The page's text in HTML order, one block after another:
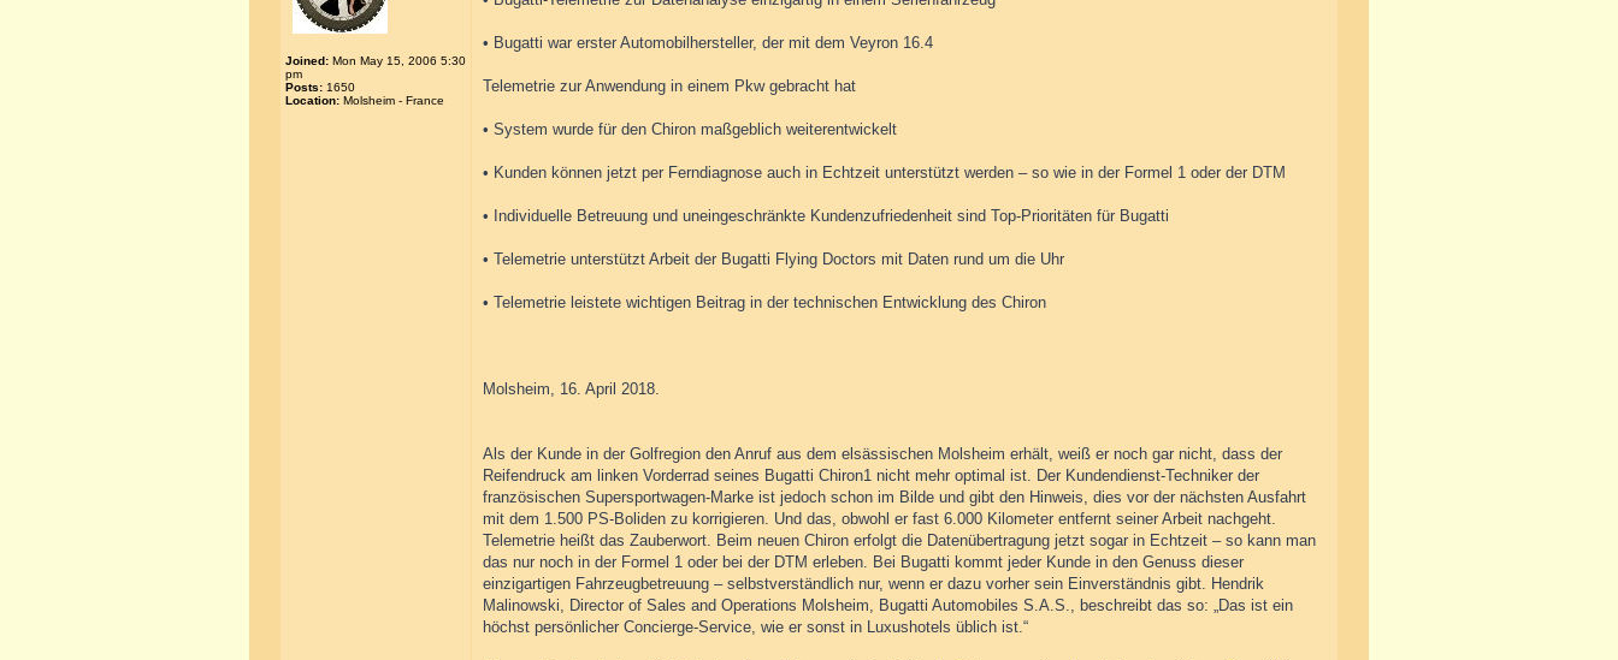
Joined: Mon May 15, 2006 5:30
pm
Posts: 1650
Location: Molsheim - France
• Bugatti war erster Automobilhersteller, der mit dem Veyron 16.4
Telemetrie zur Anwendung in einem Pkw gebracht hat
• System wurde für den Chiron maßgeblich weiterentwickelt
• Kunden können jetzt per Ferndiagnose auch in Echtzeit unterstützt werden – so wie in der Formel 1 oder der DTM
• Individuelle Betreuung und uneingeschränkte Kundenzufriedenheit sind Top-Prioritäten für Bugatti
• Telemetrie unterstützt Arbeit der Bugatti Flying Doctors mit Daten rund um die Uhr
• Telemetrie leistete wichtigen Beitrag in der technischen Entwicklung des Chiron
Molsheim, 16. April 2018.
Als der Kunde in der Golfregion den Anruf aus dem elsässischen Molsheim erhält, weiß er noch gar nicht, dass der
Reifendruck am linken Vorderrad seines Bugatti Chiron1 nicht mehr optimal ist. Der Kundendienst-Techniker der
französischen Supersportwagen-Marke ist jedoch schon im Bilde und gibt den Hinweis, dies vor der nächsten Ausfahrt
mit dem 1.500 PS-Boliden zu korrigieren. Und das, obwohl er fast 6.000 Kilometer entfernt seiner Arbeit nachgeht.
Telemetrie heißt das Zauberwort. Beim neuen Chiron erfolgt die Datenübertragung jetzt sogar in Echtzeit – so kann man
das nur noch in der Formel 1 oder bei der DTM erleben. Bei Bugatti kommt jeder Kunde in den Genuss dieser
einzigartigen Fahrzeugbetreuung – selbstverständlich nur, wenn er dazu vorher sein Einverständnis gibt. Hendrik
Malinowski, Director of Sales and Operations Molsheim, Bugatti Automobiles S.A.S., beschreibt das so: „Das ist ein
höchst persönlicher Concierge-Service, wie er sonst in Luxushotels üblich ist.“